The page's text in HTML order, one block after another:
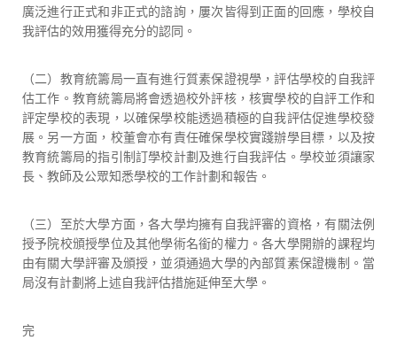
廣泛進行正式和非正式的諮詢，屢次皆得到正面的回應，學校自
我評估的效用獲得充分的認同。
（二）教育統籌局一直有進行質素保證視學，評估學校的自我評
估工作。教育統籌局將會透過校外評核，核實學校的自評工作和
評定學校的表現，以確保學校能透過積極的自我評估促進學校發
展。另一方面，校董會亦有責任確保學校實踐辦學目標，以及按
教育統籌局的指引制訂學校計劃及進行自我評估。學校並須讓家
長、教師及公眾知悉學校的工作計劃和報告。
（三）至於大學方面，各大學均擁有自我評審的資格，有關法例
授予院校頒授學位及其他學術名銜的權力。各大學開辦的課程均
由有關大學評審及頒授，並須通過大學的內部質素保證機制。當
局沒有計劃將上述自我評估措施延伸至大學。
完